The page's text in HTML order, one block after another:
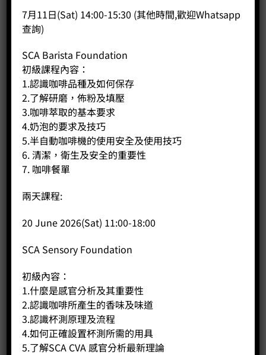
【 產品描述 】
層啤酒沖泡器放在竹蓋上方，以便再次裝滿，然後享用您的
茶！
氣鎖：無需複雜的開關或彈簧機構，神奇的原子層壓力就可以
承擔所有工作。
輕鬆沖泡：輕鬆沖泡：只需將上部沖泡器放在下部玻璃杯的頂
部，按一下以確保氣密，就可以開始使用了。
易於清潔：零死角設計。
兼容性：上部衝煮器與大多數盃子/馬克杯兼容。 與您自己喜歡
7月11日(Sat) 14:00-15:30 (其他時間,歡迎Whatsapp
查詢)
SCA Barista Foundation
初級課程內容：
1.認識咖啡品種及如何保存
2.了解研磨，佈粉及填壓
3.咖啡萃取的基本要求
4.奶泡的要求及技巧
5.半自動咖啡機的使用安全及使用技巧
6. 清潔，衛生及安全的重要性
7. 咖啡餐單
兩天課程:
20 June 2026(Sat) 11:00-18:00
SCA Sensory Foundation
初級內容：
1.什麼是感官分析及其重要性
2.認識咖啡所產生的香味及味道
3.認識杯測原理及流程
4.如何正確設置杯測所需的用具
5.了解SCA CVA 感官分析最新理論